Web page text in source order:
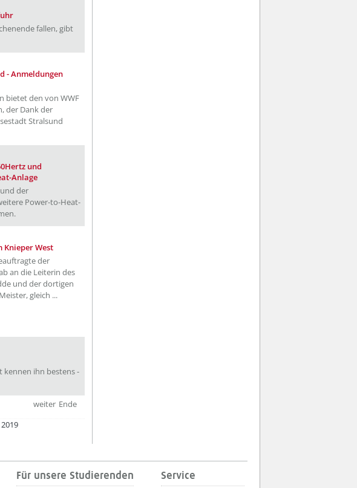
fallen, gibt
- Anmeldungen
bietet den von WWF
der Dank der
Stralsund
und
Anlage
der
Power-to-Heat-
Knieper West
der
an die Leiterin des
und der dortigen
gleich ...
kennen ihn bestens -
weiter Ende
2019
Für unsere Studierenden Service